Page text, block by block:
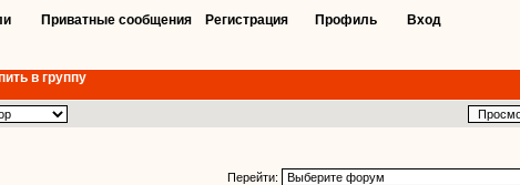
Приватные сообщения Регистрация Профиль Вход
в группу
Перейти: